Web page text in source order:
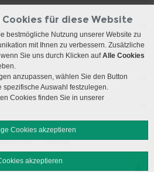
Sitemap
für diese Website
bestmögliche Nutzung unserer Website zu
mit Ihnen zu verbessern. Zusätzliche
Sie uns durch Klicken aufAlle Cookies
anzupassen, wählen Sie den Button
Auswahl festzulegen.
Cookies finden Sie in unserer
Cookies akzeptieren
akzeptieren